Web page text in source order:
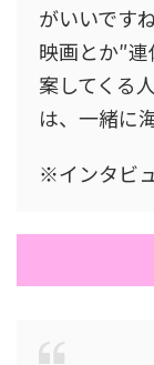
がいいです
映画とか″
案してくる
は、一緒に
※インタビ